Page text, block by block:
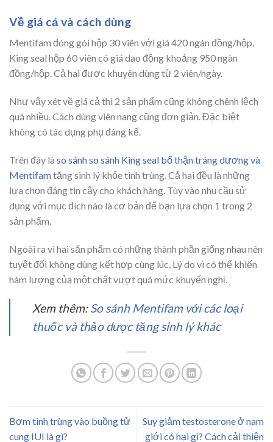
Về giá cả và cách dùng
Mentifam đóng gói hộp 30 viên với giá 420 ngàn đồng/hộp.
King seal hộp 60 viên có giá dao động khoảng 950 ngàn
đồng/hộp. Cả hai được khuyên dùng từ 2 viên/ngày.
Như vậy xét về giá cả thì 2 sản phẩm cũng không chênh lệch
quá nhiều. Cách dùng viên nang cũng đơn giản. Đặc biệt
không có tác dụng phụ đáng kể.
Trên đây là so sánh so sánh King seal bổ thận tráng dương và
Mentifamtăng sinh lý khỏe tinh trùng. Cả hai đều là những
lựa chọn đáng tin cậy cho khách hàng. Tùy vào nhu cầu sử
dụng với mục đích nào là cơ bản để bạn lựa chọn 1 trong 2
sản phẩm.
Ngoài ra vì hai sản phẩm có những thành phần giống nhau nên
tuyệt đối không dùng kết hợp cùng lúc. Lý do vì có thể khiến
hàm lượng của một chất vượt quá mức khuyến nghị.
Xem thêm:So sánh Mentifam với các loại
thuốc và thảo dược tăng sinh lý khác
Bơm tinh trùng vào buồng tử
cung IUI là gì?
Suy giảm testosterone ở nam
giới có hại gì? Cách cải thiện